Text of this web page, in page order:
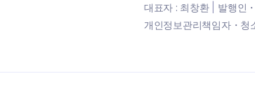
대표자 : 최창환| 발행인
개인정보관리책임자・청